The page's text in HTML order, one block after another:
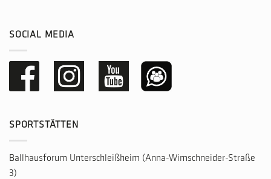
SOCIAL MEDIA
SPORTSTÄTTEN
Ballhausforum Unterschleißheim (Anna-Wimschneider-Straße
3)